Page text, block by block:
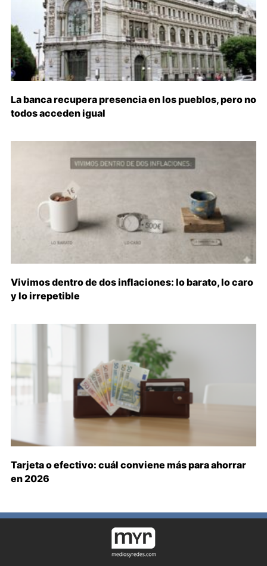
La banca recupera presencia en los pueblos, pero no
todos acceden igual
Vivimos dentro de dos inflaciones: lo barato, lo caro
y lo irrepetible
Tarjeta o efectivo: cuál conviene más para ahorrar
en 2026